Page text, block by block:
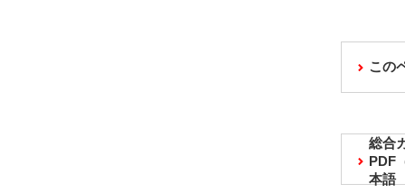
この
総合
PDF
本語